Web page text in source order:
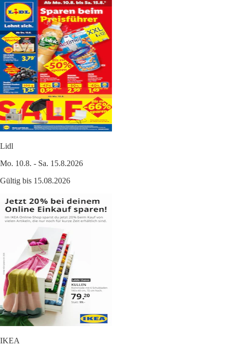
Lidl
Mo. 10.8. - Sa. 15.8.2026
Gültig bis 15.08.2026
IKEA